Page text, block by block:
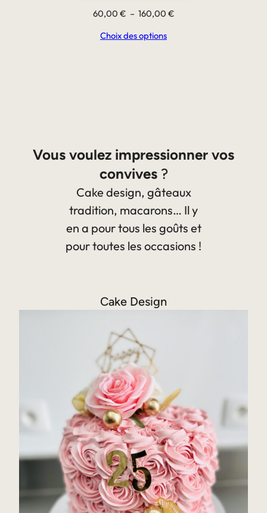
60,00 € – 160,00 €Plage
Choix des options
Vous voulez impressionner vos
convives ?
Cake design, gâteaux
tradition, macarons… Il y
en a pour tous les goûts et
pour toutes les occasions !
Cake Design